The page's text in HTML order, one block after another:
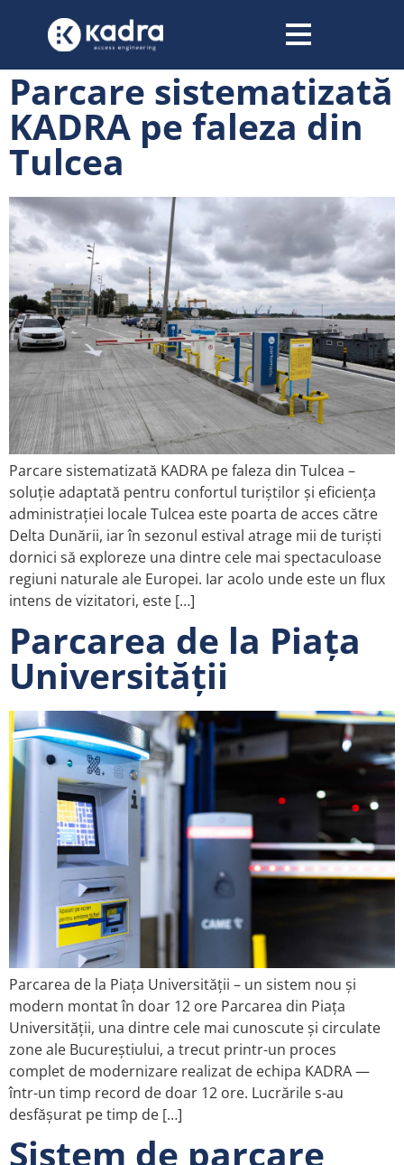
Parcare sistematizată
KADRA pe faleza din
Tulcea
Parcare sistematizată KADRA pe faleza din Tulcea –
soluție adaptată pentru confortul turiștilor și eficiența
administrației locale Tulcea este poarta de acces către
Delta Dunării, iar în sezonul estival atrage mii de turiști
dornici să exploreze una dintre cele mai spectaculoase
regiuni naturale ale Europei. Iar acolo unde este un flux
intens de vizitatori, este […]
Parcarea de la Piața
Universității
Parcarea de la Piața Universității – un sistem nou și
modern montat în doar 12 ore Parcarea din Piața
Universității, una dintre cele mai cunoscute și circulate
zone ale Bucureștiului, a trecut printr-un proces
complet de modernizare realizat de echipa KADRA —
într-un timp record de doar 12 ore. Lucrările s-au
desfășurat pe timp de […]
Sistem de parcare